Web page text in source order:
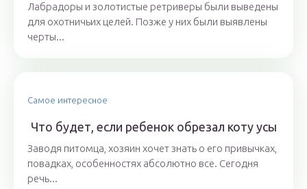
Лабрадоры и золотистые ретриверы были выведены
для охотничьих целей. Позже у них были выявлены
черты...
Самое интересное
Что будет, если ребенок обрезал коту усы
Заводя питомца, хозяин хочет знать о его привычках,
повадках, особенностях абсолютно все. Сегодня
речь...